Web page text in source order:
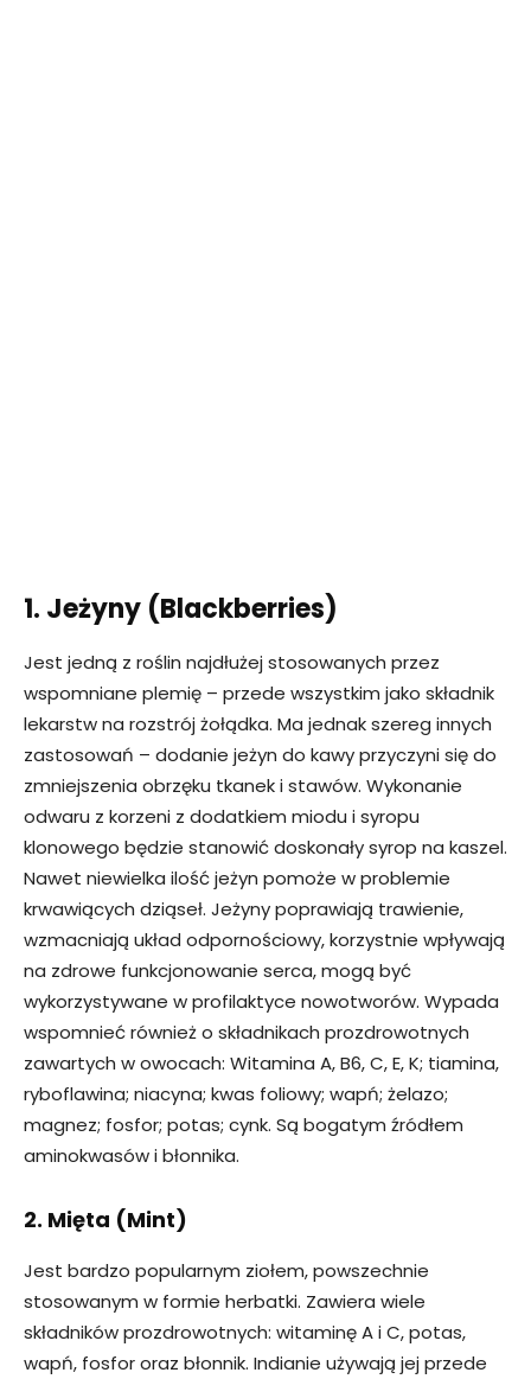
1. Jeżyny (Blackberries)
Jest jedną z roślin najdłużej stosowanych przez
wspomniane plemię – przede wszystkim jako składnik
lekarstw na rozstrój żołądka. Ma jednak szereg innych
zastosowań – dodanie jeżyn do kawy przyczyni się do
zmniejszenia obrzęku tkanek i stawów. Wykonanie
odwaru z korzeni z dodatkiem miodu i syropu
klonowego będzie stanowić doskonały syrop na kaszel.
Nawet niewielka ilość jeżyn pomoże w problemie
krwawiących dziąseł. Jeżyny poprawiają trawienie,
wzmacniają układ odpornościowy, korzystnie wpływają
na zdrowe funkcjonowanie serca, mogą być
wykorzystywane w profilaktyce nowotworów. Wypada
wspomnieć również o składnikach prozdrowotnych
zawartych w owocach: Witamina A, B6, C, E, K; tiamina,
ryboflawina; niacyna; kwas foliowy; wapń; żelazo;
magnez; fosfor; potas; cynk. Są bogatym źródłem
aminokwasów i błonnika.
2. Mięta (Mint)
Jest bardzo popularnym ziołem, powszechnie
stosowanym w formie herbatki. Zawiera wiele
składników prozdrowotnych: witaminę A i C, potas,
wapń, fosfor oraz błonnik. Indianie używają jej przede